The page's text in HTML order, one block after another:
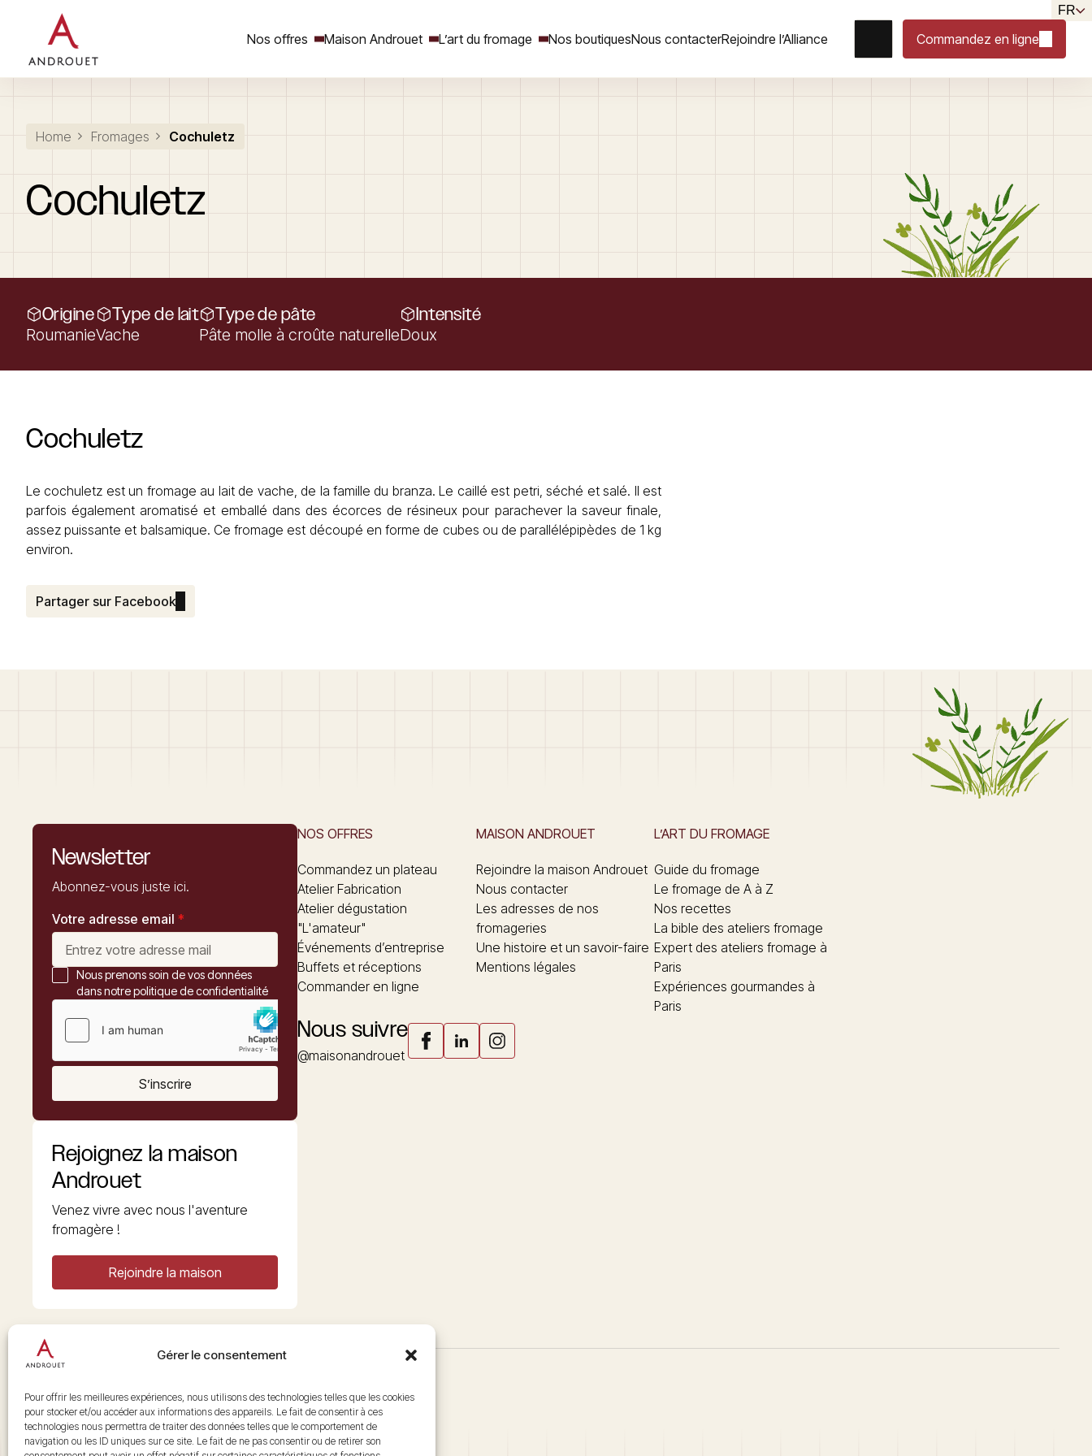
Gérer le consentement
Pour offrir les meilleures expériences, nous utilisons des technologies telles que les cookies
pour stocker et/ou accéder aux informations des appareils. Le fait de consentir à ces
technologies nous permettra de traiter des données telles que le comportement de
navigation ou les ID uniques sur ce site. Le fait de ne pas consentir ou de retirer son
Nos offres Maison Androuet L’art du fromage Nos boutiquesNous contacterRejoindre l’Alliance Commandez en ligne
FR
Rechercher un mot clé
Home Fromages Cochuletz
Cochuletz
Origine
Roumanie
Type de lait
Vache
Type de pâte
Pâte molle à croûte naturelle
Intensité
Doux
Cochuletz
Le cochuletz est un fromage au lait de vache, de la famille du branza. Le caillé est petri, séché et salé. Il est
parfois également aromatisé et emballé dans des écorces de résineux pour parachever la saveur finale,
assez puissante et balsamique. Ce fromage est découpé en forme de cubes ou de parallélépipèdes de 1 kg
environ.
Partager sur Facebook
Newsletter
Abonnez-vous juste ici.
Votre adresse email *
Nous prenons soin de vos données
dans notre politique de confidentialité
S’inscrire
Rejoignez la maison
Androuet
Venez vivre avec nous l'aventure
fromagère !
Rejoindre la maison
NOS OFFRES
Commandez un plateau
Atelier Fabrication
Atelier dégustation
"L'amateur"
Événements d’entreprise
Buffets et réceptions
Commander en ligne
MAISON ANDROUET
Rejoindre la maison Androuet
Nous contacter
Les adresses de nos
fromageries
Une histoire et un savoir-faire
Mentions légales
L’ART DU FROMAGE
Guide du fromage
Le fromage de A à Z
Nos recettes
La bible des ateliers fromage
Expert des ateliers fromage à
Paris
Expériences gourmandes à
Paris
Nous suivre
@maisonandrouet